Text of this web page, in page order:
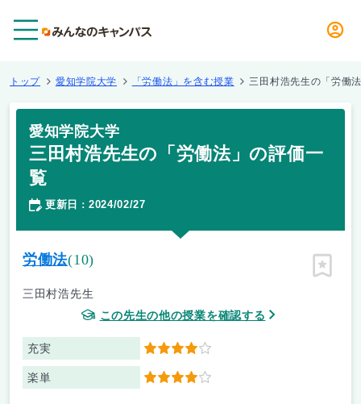
トップ 愛知学院大学 「労働法」を含む授業 三田村浩先生の「労働
愛知学院大学
三田村浩先生の「労働法」の評価一
覧
更新日 ： 2024/02/27
労働法(10)
三田村浩先生
この先生の他の授業を確認する
充実 4
楽単 4
ピン留